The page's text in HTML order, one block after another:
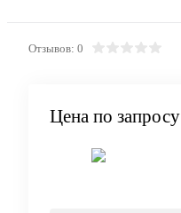
Отзывов: 0
Цена по запросу